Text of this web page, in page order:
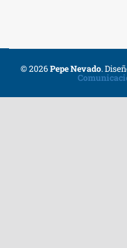
© 2026Pepe Nevado.